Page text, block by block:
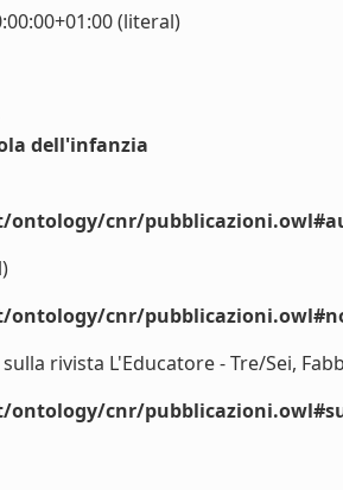
(literal)
dell'infanzia
ontology/cnr/
ontology/cnr/
rivista L'Educatore - Tre/Sei,
cnr/